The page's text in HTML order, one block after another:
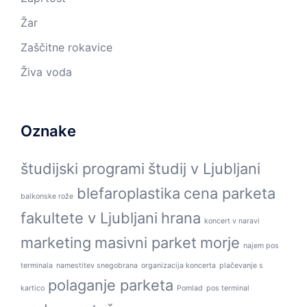
Žar
Zaščitne rokavice
Živa voda
Oznake
študijski programi študij v Ljubljani
balkonske rože blefaroplastika cena parketa
fakultete v Ljubljani hrana koncert v naravi
marketing masivni parket morje najem pos
terminala namestitev snegobrana organizacija koncerta plačevanje s
kartico polaganje parketa Pomlad pos terminal